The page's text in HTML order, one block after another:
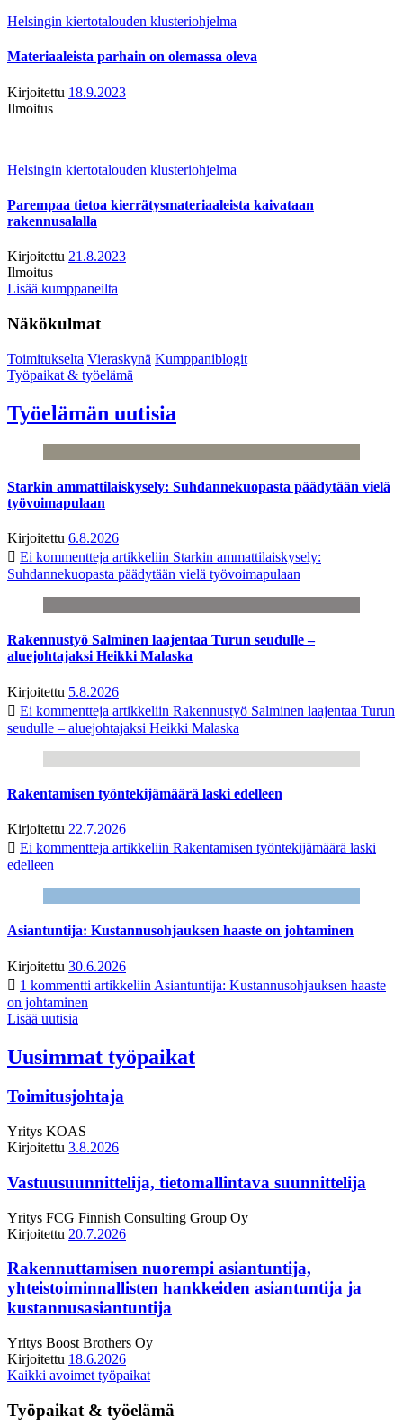
Helsingin kiertotalouden klusteriohjelma
Materiaaleista parhain on olemassa oleva
Kirjoitettu 18.9.2023
Ilmoitus
Helsingin kiertotalouden klusteriohjelma
Parempaa tietoa kierrätysmateriaaleista kaivataan
rakennusalalla
Kirjoitettu 21.8.2023
Ilmoitus
Lisää kumppaneilta
Näkökulmat
Toimitukselta Vieraskynä Kumppaniblogit
Työpaikat & työelämä
Työelämän uutisia
Starkin ammattilaiskysely: Suhdannekuopasta päädytään vielä
työvoimapulaan
Kirjoitettu 6.8.2026
Ei kommentteja artikkeliin Starkin ammattilaiskysely:
Suhdannekuopasta päädytään vielä työvoimapulaan
Rakennustyö Salminen laajentaa Turun seudulle –
aluejohtajaksi Heikki Malaska
Kirjoitettu 5.8.2026
Ei kommentteja artikkeliin Rakennustyö Salminen laajentaa Turun
seudulle – aluejohtajaksi Heikki Malaska
Rakentamisen työntekijämäärä laski edelleen
Kirjoitettu 22.7.2026
Ei kommentteja artikkeliin Rakentamisen työntekijämäärä laski
edelleen
Asiantuntija: Kustannusohjauksen haaste on johtaminen
Kirjoitettu 30.6.2026
1 kommentti artikkeliin Asiantuntija: Kustannusohjauksen haaste
on johtaminen
Lisää uutisia
Uusimmat työpaikat
Toimitusjohtaja
Yritys KOAS
Kirjoitettu 3.8.2026
Vastuusuunnittelija, tietomallintava suunnittelija
Yritys FCG Finnish Consulting Group Oy
Kirjoitettu 20.7.2026
Rakennuttamisen nuorempi asiantuntija,
yhteistoiminnallisten hankkeiden asiantuntija ja
kustannusasiantuntija
Yritys Boost Brothers Oy
Kirjoitettu 18.6.2026
Kaikki avoimet työpaikat
Työpaikat & työelämä